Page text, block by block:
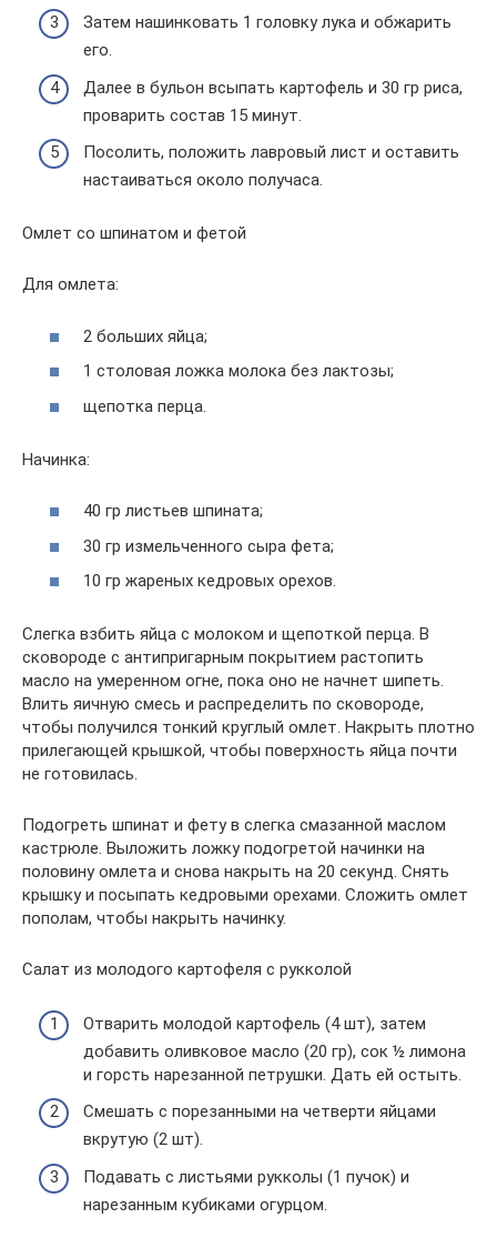
Затем нашинковать 1 головку лука и обжарить
его.
Далее в бульон всыпать картофель и 30 гр риса,
проварить состав 15 минут.
Посолить, положить лавровый лист и оставить
настаиваться около получаса.
Омлет со шпинатом и фетой
Для омлета:
2 больших яйца;
1 столовая ложка молока без лактозы;
щепотка перца.
Начинка:
40 гр листьев шпината;
30 гр измельченного сыра фета;
10 гр жареных кедровых орехов.
Слегка взбить яйца с молоком и щепоткой перца. В
сковороде с антипригарным покрытием растопить
масло на умеренном огне, пока оно не начнет шипеть.
Влить яичную смесь и распределить по сковороде,
чтобы получился тонкий круглый омлет. Накрыть плотно
прилегающей крышкой, чтобы поверхность яйца почти
не готовилась.
Подогреть шпинат и фету в слегка смазанной маслом
кастрюле. Выложить ложку подогретой начинки на
половину омлета и снова накрыть на 20 секунд. Снять
крышку и посыпать кедровыми орехами. Сложить омлет
пополам, чтобы накрыть начинку.
Салат из молодого картофеля с рукколой
Отварить молодой картофель (4 шт), затем
добавить оливковое масло (20 гр), сок ½ лимона
и горсть нарезанной петрушки. Дать ей остыть.
Смешать с порезанными на четверти яйцами
вкрутую (2 шт).
Подавать с листьями рукколы (1 пучок) и
нарезанным кубиками огурцом.